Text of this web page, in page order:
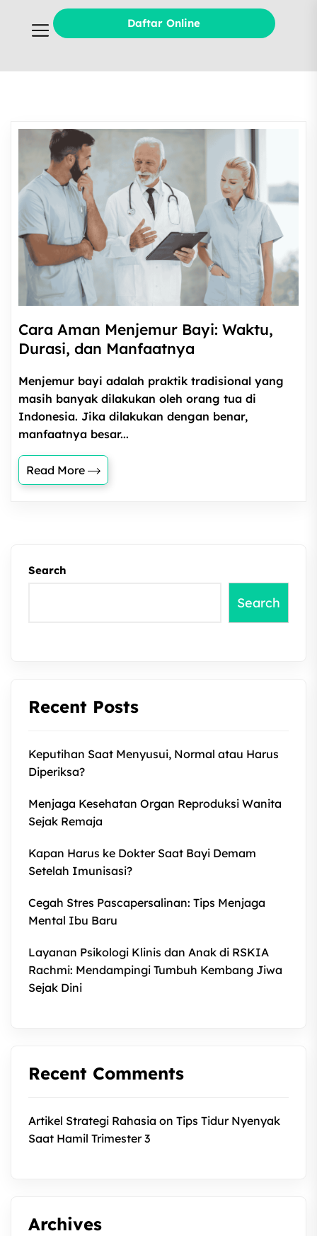
Daftar Online
Cara Aman Menjemur Bayi: Waktu,
Durasi, dan Manfaatnya
Menjemur bayi adalah praktik tradisional yang
masih banyak dilakukan oleh orang tua di
Indonesia. Jika dilakukan dengan benar,
manfaatnya besar...
Read More
Search
Search
Recent Posts
Keputihan Saat Menyusui, Normal atau Harus
Diperiksa?
Menjaga Kesehatan Organ Reproduksi Wanita
Sejak Remaja
Kapan Harus ke Dokter Saat Bayi Demam
Setelah Imunisasi?
Cegah Stres Pascapersalinan: Tips Menjaga
Mental Ibu Baru
Layanan Psikologi Klinis dan Anak di RSKIA
Rachmi: Mendampingi Tumbuh Kembang Jiwa
Sejak Dini
Recent Comments
Artikel Strategi Rahasia on Tips Tidur Nyenyak
Saat Hamil Trimester 3
Archives